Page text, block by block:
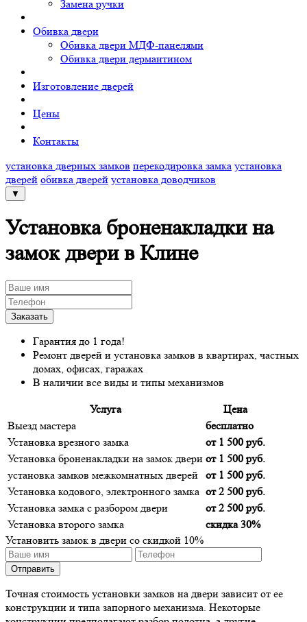
Замена ручки
Обивка двери
Обивка двери МДФ-панелями
Обивка двери дермантином
Изготовление дверей
Цены
Контакты
установка дверных замков перекодировка замка установка
дверей обивка дверей установка доводчиков
▼
Установка броненакладки на
замок двери в Клине
Гарантия до 1 года!
Ремонт дверей и установка замков в квартирах, частных
домах, офисах, гаражах
В наличии все виды и типы механизмов
Услуга
Цена
Выезд мастера
бесплатно
Установка врезного замка
от 1 500 руб.
Установка броненакладки на замок двери от 1 500 руб.
установка замков межкомнатных дверей от 1 500 руб.
Установка кодового, электронного замка от 2 500 руб.
Установка замка с разбором двери
от 2 500 руб.
Установка второго замка
скидка 30%
Установить замок в двери со скидкой 10%
Точная стоимость установки замков на двери зависит от ее
конструкции и типа запорного механизма. Некоторые